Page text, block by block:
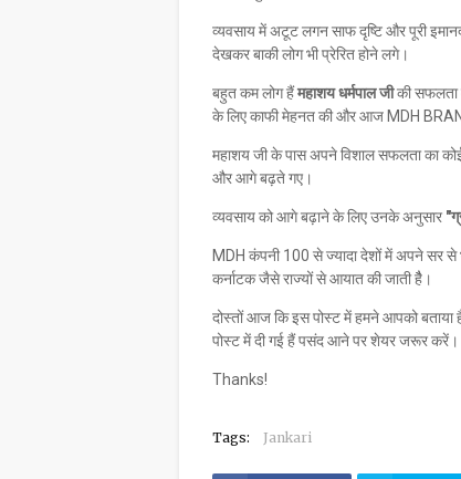
व्यवसाय में अटूट लगन साफ दृष्टि और पूरी
देखकर बाकी लोग भी प्रेरित होने लगे।
बहुत कम लोग हैंमहाशय धर्मपाल जीकी सफलता
के लिए काफी मेहनत की और आज MDH
महाशय जी के पास अपने विशाल सफलता का कोई
और आगे बढ़ते गए।
व्यवसाय को आगे बढ़ाने के लिए उनके अनुसार
MDH कंपनी 100 से ज्यादा देशों में अपने सर से
कर्नाटक जैसे राज्यों से आयात की जाती हैै।
दोस्तों आज कि इस पोस्ट में हमने आपको बताया
पोस्ट में दी गई हैं पसंद आने पर शेयर जरूर करें।
Thanks!
Tags: Jankari